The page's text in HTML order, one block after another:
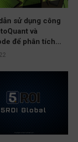
sử dụng công
và
để phân tích...